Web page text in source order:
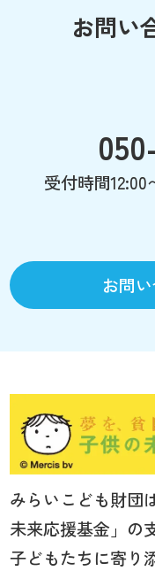
お問い
受付時間12:00
お問
みらいこども財団
未来応援基金」の
子どもたちに寄り